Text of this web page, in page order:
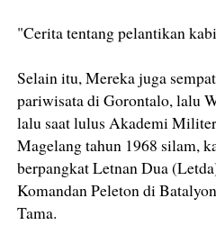
"Cerita tentang pelantikan
Selain itu, Mereka juga
pariwisata di Gorontalo, lalu
lalu saat lulus Akademi
Magelang tahun 1968 silam,
berpangkat Letnan Dua
Komandan Peleton di
Tama.